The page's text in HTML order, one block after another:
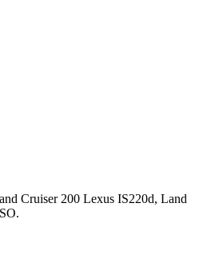
Cruiser 200 Lexus IS220d, Land